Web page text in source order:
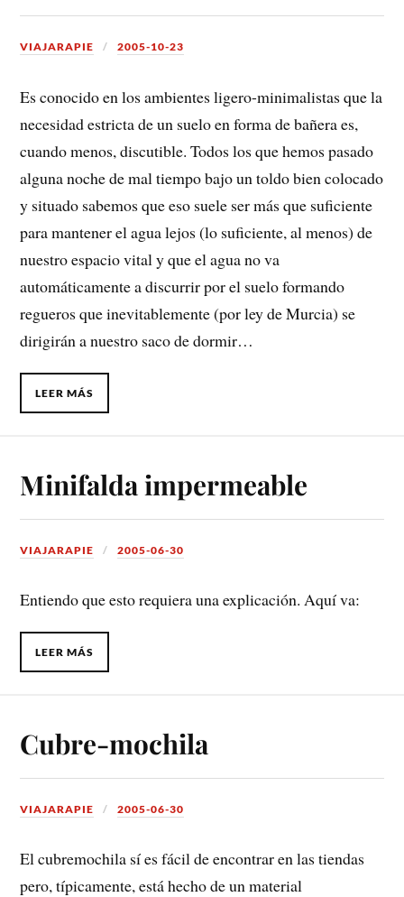
VIAJARAPIE 2005-10-23
Es conocido en los ambientes ligero-minimalistas que la
necesidad estricta de un suelo en forma de bañera es,
cuando menos, discutible. Todos los que hemos pasado
alguna noche de mal tiempo bajo un toldo bien colocado
y situado sabemos que eso suele ser más que suficiente
para mantener el agua lejos (lo suficiente, al menos) de
nuestro espacio vital y que el agua no va
automáticamente a discurrir por el suelo formando
regueros que inevitablemente (por ley de Murcia) se
dirigirán a nuestro saco de dormir…
LEER MÁS
Minifalda impermeable
VIAJARAPIE 2005-06-30
Entiendo que esto requiera una explicación. Aquí va:
LEER MÁS
Cubre-mochila
VIAJARAPIE 2005-06-30
El cubremochila sí es fácil de encontrar en las tiendas
pero, típicamente, está hecho de un material